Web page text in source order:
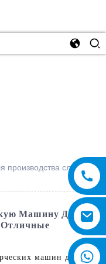
сладкой
Машину Для
машин для